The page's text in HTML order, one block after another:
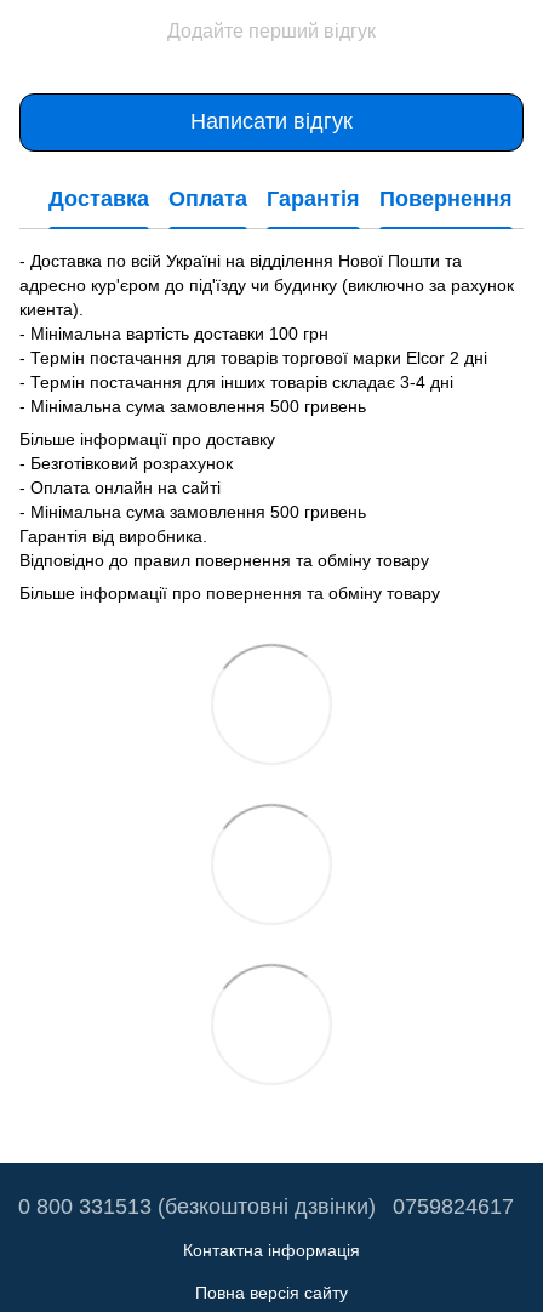
Додайте перший відгук
Написати відгук
Доставка Оплата Гарантія Повернення
- Доставка по всій Україні на відділення Нової Пошти та
адресно кур'єром до під'їзду чи будинку (виключно за рахунок
киента).
- Мінімальна вартість доставки 100 грн
- Термін постачання для товарів торгової марки Elcor 2 дні
- Термін постачання для інших товарів складає 3-4 дні
- Мінімальна сума замовлення 500 гривень
Більше інформації про доставку
- Безготівковий розрахунок
- Оплата онлайн на сайті
- Мінімальна сума замовлення 500 гривень
Гарантія від виробника.
Відповідно до правил повернення та обміну товару
Більше інформації про повернення та обміну товару
0 800 331513 (безкоштовні дзвінки) 0759824617
Контактна інформація
Повна версія сайту